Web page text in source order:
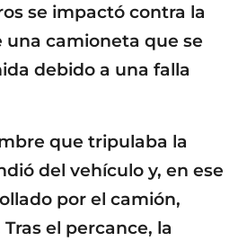
se impactó contra la
camioneta que se
debido a una falla
que tripulaba la
del vehículo y, en ese
por el camión,
el percance, la